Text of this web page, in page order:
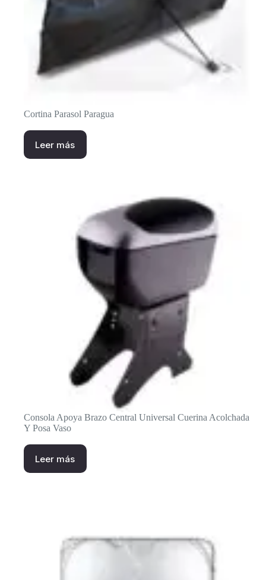
Cortina Parasol Paragua
Leer más
Consola Apoya Brazo Central Universal Cuerina Acolchada
Y Posa Vaso
Leer más